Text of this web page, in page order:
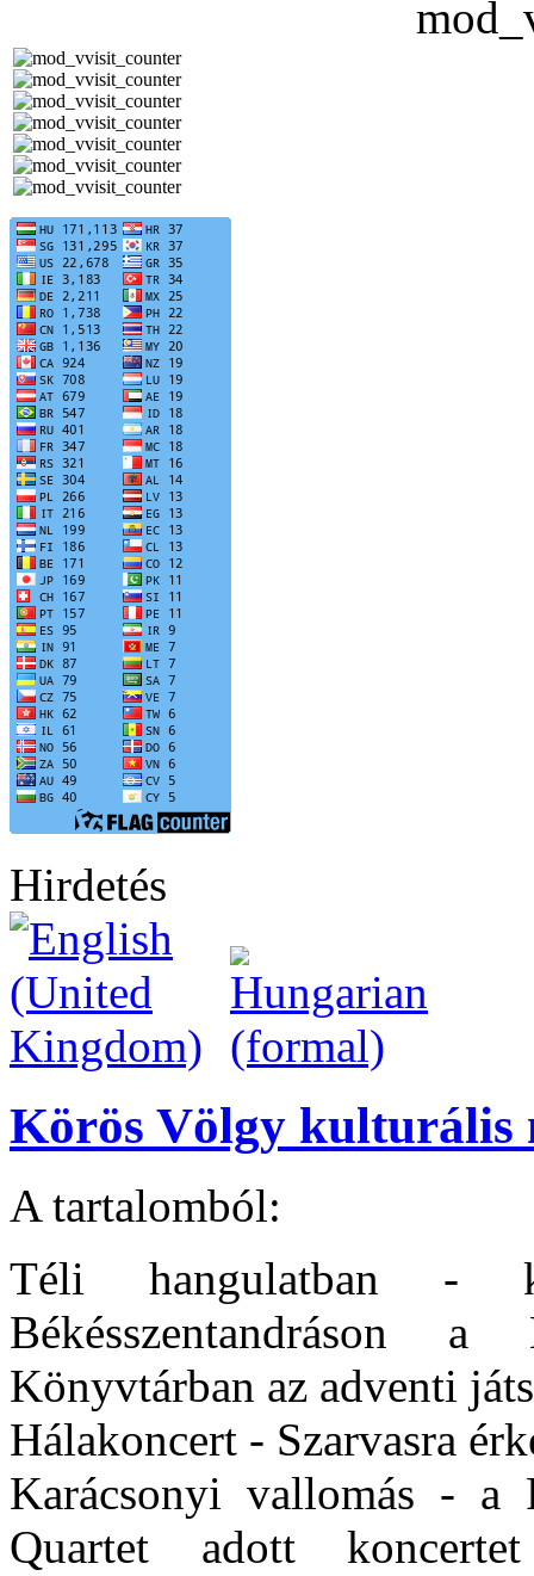
Hirdetés
Körös Völgy kulturális
A tartalomból:
Téli hangulatban -
Békésszentandráson
Könyvtárban az adventi
Hálakoncert - Szarvasra
Karácsonyi vallomás -
Quartet adott